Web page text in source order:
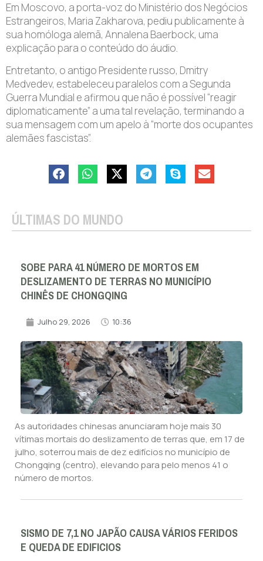
Em Moscovo, a porta-voz do Ministério dos Negócios
Estrangeiros, Maria Zakharova, pediu publicamente à
sua homóloga alemã, Annalena Baerbock, uma
explicação para o conteúdo do áudio.
Entretanto, o antigo Presidente russo, Dmitry
Medvedev, estabeleceu paralelos com a Segunda
Guerra Mundial e afirmou que não é possível “reagir
diplomaticamente” a uma tal revelação, terminando a
sua mensagem com um apelo à “morte dos ocupantes
alemães fascistas”.
ÚLTIMAS DO MUNDO
SOBE PARA 41 NÚMERO DE MORTOS EM
DESLIZAMENTO DE TERRAS NO MUNICÍPIO
CHINÊS DE CHONGQING
Julho 29, 2026 10:36
As autoridades chinesas anunciaram hoje mais 30
vítimas mortais do deslizamento de terras que, em 17 de
julho, soterrou mais de dez edifícios no município de
Chongqing (centro), elevando para pelo menos 41 o
número de mortos.
SISMO DE 7,1 NO JAPÃO CAUSA VÁRIOS FERIDOS
E QUEDA DE EDIFICIOS